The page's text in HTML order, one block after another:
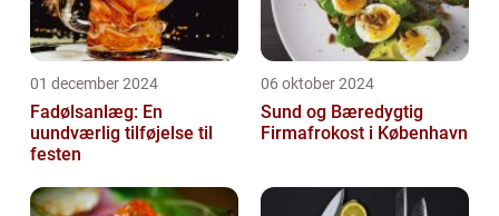
01 december 2024
Fadølsanlæg: En
uundværlig tilføjelse til
festen
06 oktober 2024
Sund og Bæredygtig
Firmafrokost i København